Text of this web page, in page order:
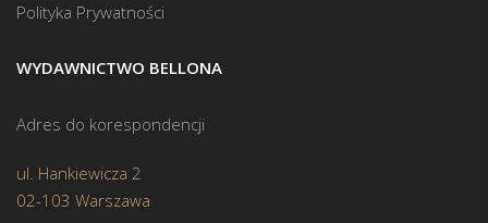
Polityka Prywatności
WYDAWNICTWO BELLONA
Adres do korespondencji
ul. Hankiewicza 2
02-103 Warszawa